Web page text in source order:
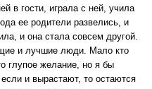
в гости, играла с ней, учила
ее родители развелись, и
и она стала совсем другой.
и лучшие люди. Мало кто
глупое желание, но я бы
и вырастают, то остаются